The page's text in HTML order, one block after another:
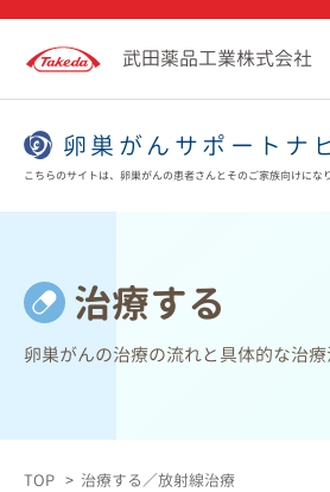
武田薬品工業株式会社
卵巣がんサポートナ
こちらのサイトは、卵巣がんの患者さんとそのご家族向けにな
治療する
卵巣がんの治療の流れと具体的な治療
TOP 治療する／放射線治療